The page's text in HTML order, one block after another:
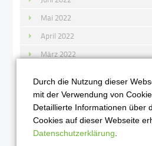
Mai 2022
April 2022
März 2022
Januar 2022
2021
Dezember 2021
Durch die Nutzung dieser
mit der Verwendung von
Detaillierte Informationen über
Cookies auf dieser Webseite
Datenschutzerklärung